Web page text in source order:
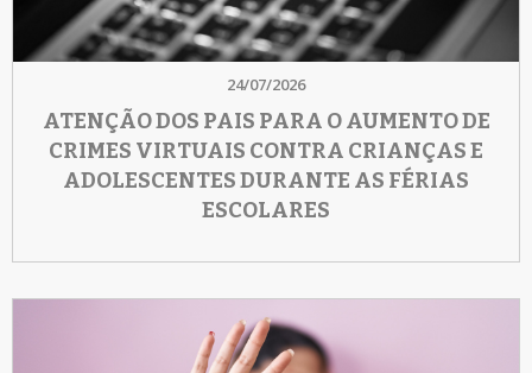
24/07/2026
ATENÇÃO DOS PAIS PARA O AUMENTO DE
CRIMES VIRTUAIS CONTRA CRIANÇAS E
ADOLESCENTES DURANTE AS FÉRIAS
ESCOLARES